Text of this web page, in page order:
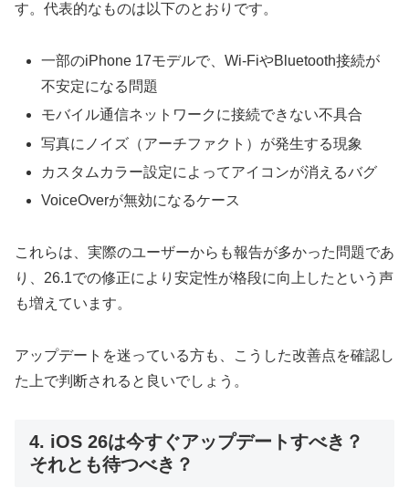
す。代表的なものは以下のとおりです。
一部のiPhone 17モデルで、Wi-FiやBluetooth接続が
不安定になる問題
モバイル通信ネットワークに接続できない不具合
写真にノイズ（アーチファクト）が発生する現象
カスタムカラー設定によってアイコンが消えるバグ
VoiceOverが無効になるケース
これらは、実際のユーザーからも報告が多かった問題であ
り、26.1での修正により安定性が格段に向上したという声
も増えています。
アップデートを迷っている方も、こうした改善点を確認し
た上で判断されると良いでしょう。
4. iOS 26は今すぐアップデートすべき？
それとも待つべき？